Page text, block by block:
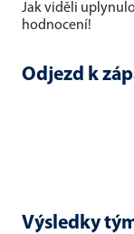
Jak viděli
hodnocení!
Odjezd k
Výsledky